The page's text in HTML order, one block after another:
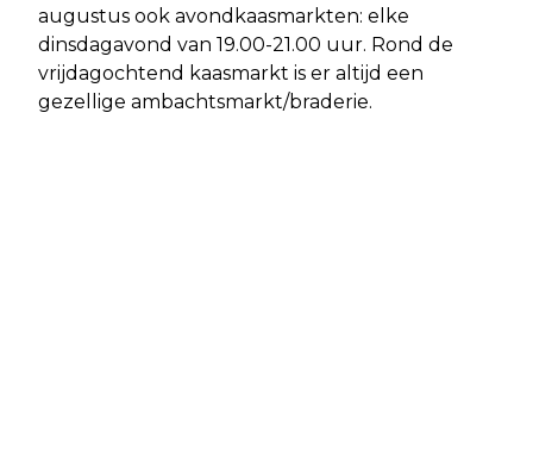
augustus ook avondkaasmarkten: elke
dinsdagavond van 19.00-21.00 uur. Rond de
vrijdagochtend kaasmarkt is er altijd een
gezellige ambachtsmarkt/braderie.